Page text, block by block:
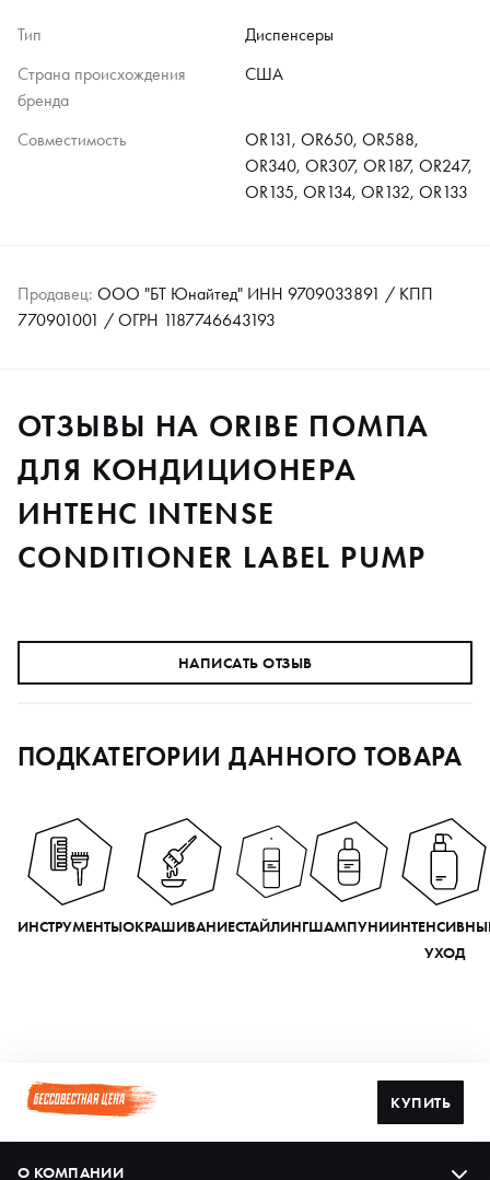
Тип
Диспенсеры
Страна происхождения
бренда
США
Совместимость
OR131, OR650, OR588,
OR340, OR307, OR187, OR247,
OR135, OR134, OR132, OR133
Продавец: ООО "БТ Юнайтед" ИНН 9709033891 / КПП
770901001 / ОГРН 1187746643193
ОТЗЫВЫ НА ORIBE ПОМПА
ДЛЯ КОНДИЦИОНЕРА
ИНТЕНС INTENSE
CONDITIONER LABEL PUMP
НАПИСАТЬ ОТЗЫВ
ПОДКАТЕГОРИИ ДАННОГО ТОВАРА
ИНСТРУМЕНТЫОКРАШИВАНИЕСТАЙЛИНГШАМПУНИ
УХОД
КУПИТЬ
О КОМПАНИИ